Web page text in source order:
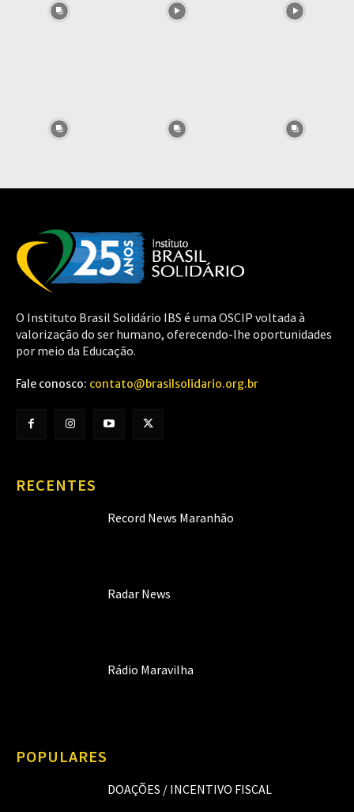
O Instituto Brasil Solidário IBS é uma OSCIP voltada à
valorização do ser humano, oferecendo-lhe oportunidades
por meio da Educação.
Fale conosco: contato@brasilsolidario.org.br
RECENTES
Record News Maranhão
Radar News
Rádio Maravilha
POPULARES
DOAÇÕES / INCENTIVO FISCAL